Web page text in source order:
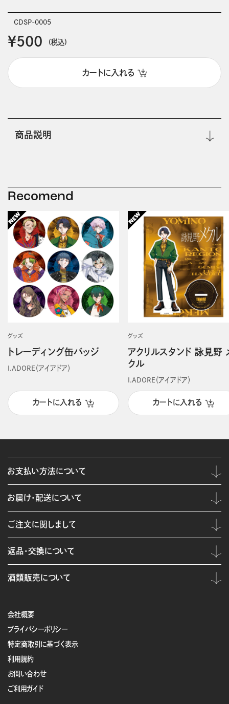
CDSP-0005
￥500 (税込)
カートに入れる
商品説明
Recomend
グッズ
トレーディング缶バッジ
I.ADORE（アイアドア）
カートに入れる
グッズ
アクリルスタンド 詠見野
クル
I.ADORE（アイアドア）
カートに入れる
会社概要
プライバシーポリシー
特定商取引に基づく表示
利用規約
お問い合わせ
ご利用ガイド
お支払い方法について
お届け・配送について
ご注文に関しまして
返品・交換について
酒類販売について